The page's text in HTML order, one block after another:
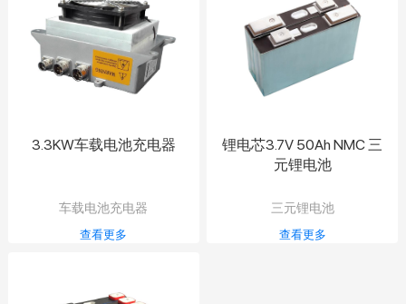
3.3KW车载电池充电器
车载电池充电器
查看更多
锂电芯3.7V 50Ah NMC 三
元锂电池
三元锂电池
查看更多